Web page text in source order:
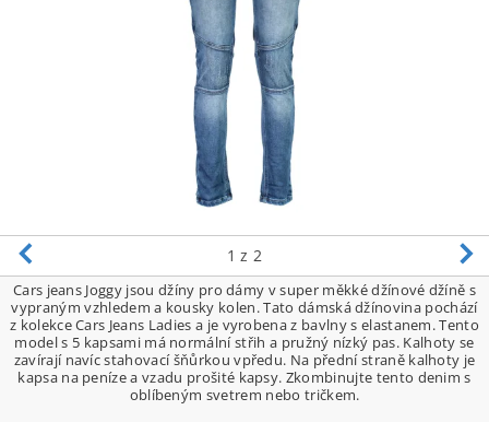
1 z 2
Cars jeans Joggy jsou džíny pro dámy v super měkké džínové džíně s
vypraným vzhledem a kousky kolen. Tato dámská džínovina pochází
z kolekce Cars Jeans Ladies a je vyrobena z bavlny s elastanem. Tento
model s 5 kapsami má normální střih a pružný nízký pas. Kalhoty se
zavírají navíc stahovací šňůrkou vpředu. Na přední straně kalhoty je
kapsa na peníze a vzadu prošité kapsy. Zkombinujte tento denim s
oblíbeným svetrem nebo tričkem.